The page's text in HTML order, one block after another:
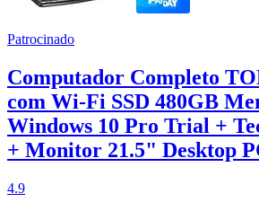
Patrocinado
Computador Completo
com Wi-Fi SSD 480GB
Windows 10 Pro Trial +
+ Monitor 21.5" Desktop
4.9